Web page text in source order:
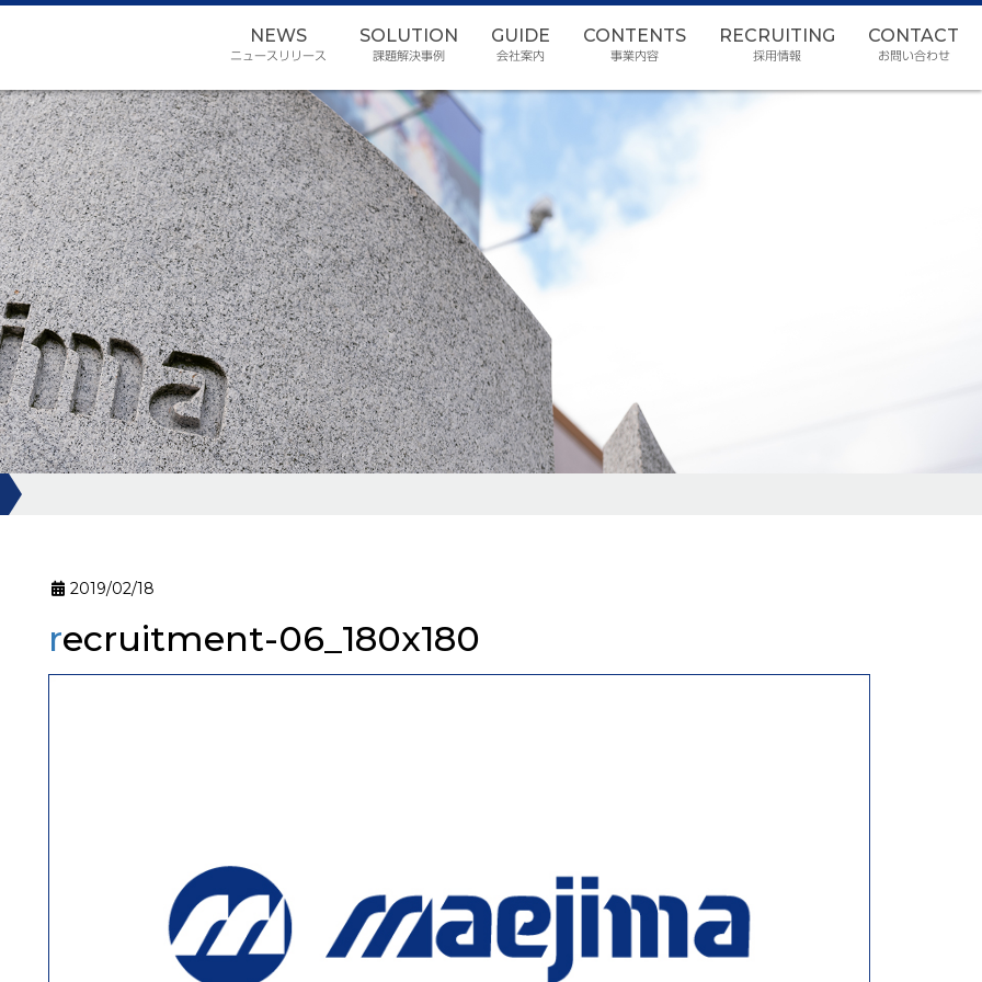
NEWS
ニュースリリース
SOLUTION
課題解決事例
GUIDE
会社案内
CONTENTS
事業内容
RECRUITING
採用情報
CONTACT
お問い合わせ
2019/02/18
recruitment-06_180x180